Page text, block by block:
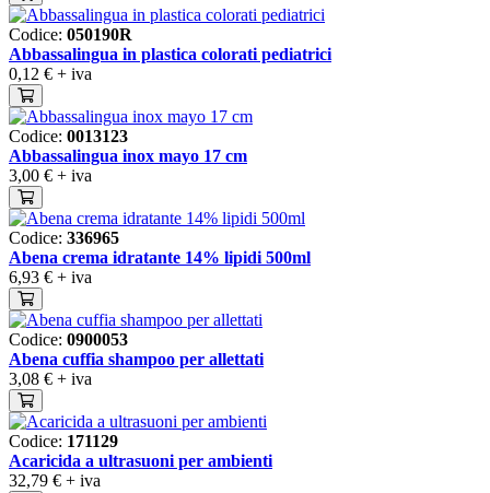
Codice: 050190R
Abbassalingua in plastica colorati pediatrici
0,12 € + iva
Codice: 0013123
Abbassalingua inox mayo 17 cm
3,00 € + iva
Codice: 336965
Abena crema idratante 14% lipidi 500ml
6,93 € + iva
Codice: 0900053
Abena cuffia shampoo per allettati
3,08 € + iva
Codice: 171129
Acaricida a ultrasuoni per ambienti
32,79 € + iva